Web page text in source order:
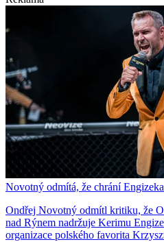
Novotný odmítá, že chrání
Ondřej Novotný odmítl kritiku, že
nad Rýnem nadržuje Kerimu
organizace polského favorita